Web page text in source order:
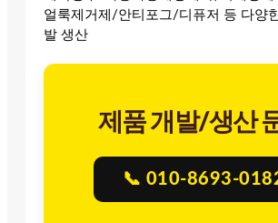
얼룩제거제/안티포그/디퓨저 등 다양
발 생산
제품 개발/생산
📞 010-8693-